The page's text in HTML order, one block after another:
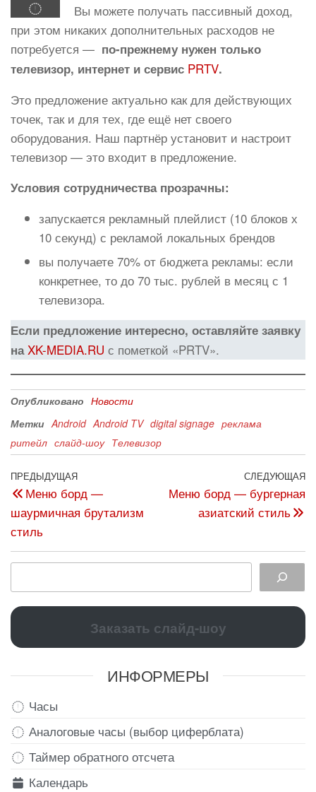
Вы можете получать пассивный доход,
при этом никаких дополнительных расходов не
потребуется — по-прежнему нужен только
телевизор, интернет и сервис PRTV.
Это предложение актуально как для действующих
точек, так и для тех, где ещё нет своего
оборудования. Наш партнёр установит и настроит
телевизор — это входит в предложение.
Условия сотрудничества прозрачны:
запускается рекламный плейлист (10 блоков х
10 секунд) с рекламой локальных брендов
вы получаете 70% от бюджета рекламы: если
конкретнее, то до 70 тыс. рублей в месяц с 1
телевизора.
Если предложение интересно, оставляйте заявку
наXK-MEDIA.RU с пометкой «PRTV».
Опубликовано Новости
Метки Android Android TV digital signage реклама
ритейл слайд-шоу Телевизор
ПРЕДЫДУЩАЯ
Меню борд —
шаурмичная брутализм
стиль
СЛЕДУЮЩАЯ
Меню борд — бургерная
азиатский стиль
Заказать слайд-шоу
ИНФОРМЕРЫ
Часы
Аналоговые часы (выбор циферблата)
Таймер обратного отсчета
Календарь